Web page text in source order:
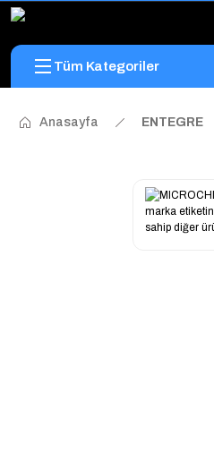
Tüm Kategoriler
Anasayfa ENTEGRE